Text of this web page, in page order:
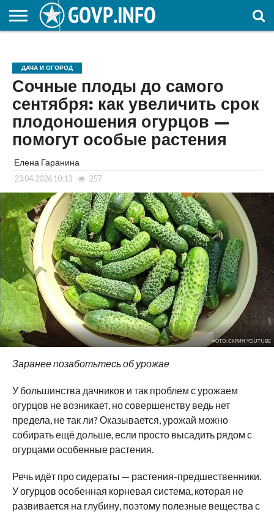
ОБРАЗОВАНИЕ
ДАЧА И ОГОРОД
Сочные плоды до самого
сентября: как увеличить срок
плодоношения огурцов —
помогут особые растения
Елена Гаранина
23.04.2026 10:13 257
ФОТО: СКРИН YOUTUBE
Заранее позаботьтесь об урожае
У большинства дачников и так проблем с урожаем
огурцов не возникает, но совершенству ведь нет
предела, не так ли? Оказывается, урожай можно
собирать ещё дольше, если просто высадить рядом с
огурцами особенные растения.
Речь идёт про сидераты — растения-предшественники.
У огурцов особенная корневая система, которая не
развивается на глубину, поэтому полезные вещества с